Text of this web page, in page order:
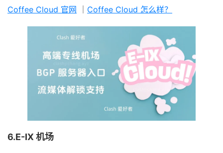
Coffee Cloud 官网 Coffee Cloud 怎么样？
6.E-IX 机场